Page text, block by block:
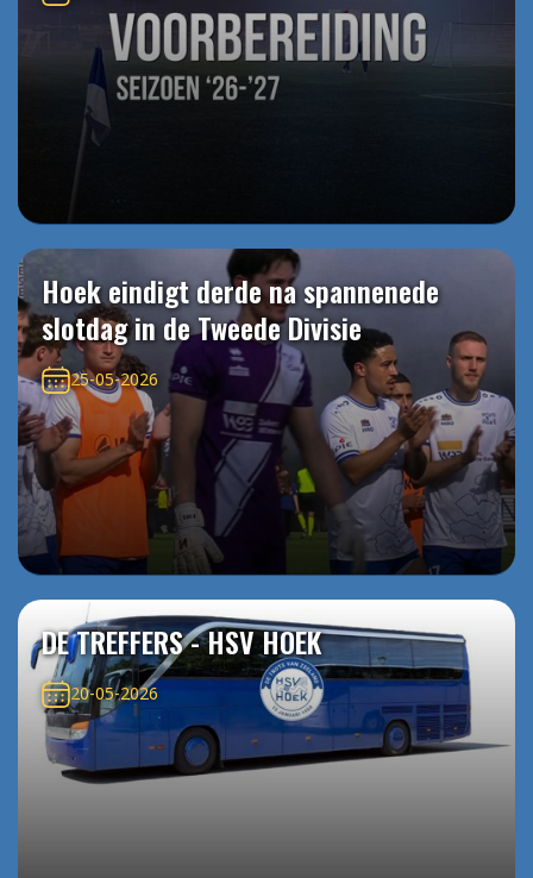
Hoek eindigt derde na spannenede
slotdag in de Tweede Divisie
25-05-2026
DE TREFFERS - HSV HOEK
20-05-2026